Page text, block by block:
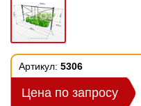
Артикул: 5306
Цена по запросу